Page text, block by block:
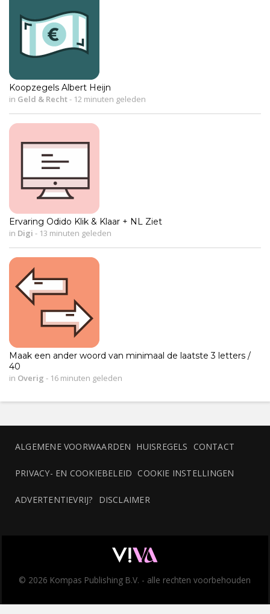
Koopzegels Albert Heijn
in Geld & Recht- 12 minuten geleden
Ervaring Odido Klik & Klaar + NL Ziet
in Digi - 13 minuten geleden
Maak een ander woord van minimaal de laatste 3 letters /
40
in Overig - 16 minuten geleden
ALGEMENE VOORWAARDEN HUISREGELS CONTACT
PRIVACY- EN COOKIEBELEID COOKIE INSTELLINGEN
ADVERTENTIEVRIJ? DISCLAIMER
© 2026 Kompas Publishing B.V. - alle rechten voorbehouden